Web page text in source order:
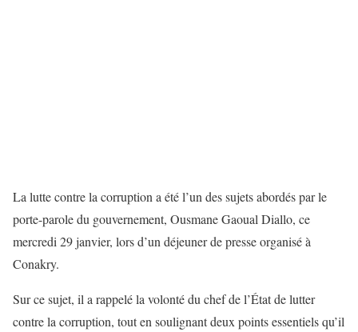
La lutte contre la corruption a été l’un des sujets abordés par le
porte-parole du gouvernement, Ousmane Gaoual Diallo, ce
mercredi 29 janvier, lors d’un déjeuner de presse organisé à
Conakry.
Sur ce sujet, il a rappelé la volonté du chef de l’État de lutter
contre la corruption, tout en soulignant deux points essentiels qu’il